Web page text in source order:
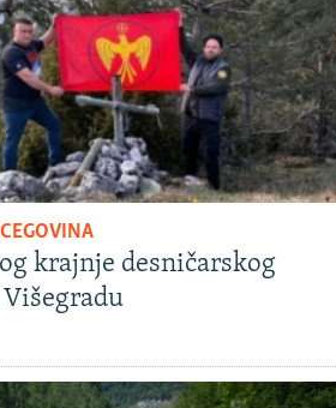
krajnje desničarskog